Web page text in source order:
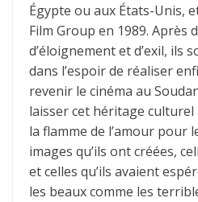
Égypte ou aux États-Unis,
Film Group en 1989. Après
d’éloignement et d’exil, ils
dans l’espoir de réaliser
revenir le cinéma au
laisser cet héritage
la flamme de l’amour pour
images qu’ils ont créées,
et celles qu’ils avaient
les beaux comme les